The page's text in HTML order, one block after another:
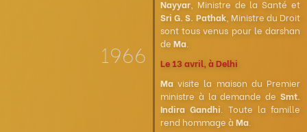
1966
Nayyar , Ministre de la Santé et
Sri G. S. Pathak, Ministre du Droit
sont tous venus pour le darshan
de Ma
Le 13 avril, à Delhi
Ma visite la maison du Premier
ministre à la demande de Smt.
Indira Gandhi . Toute la famille
rend hommage à Ma